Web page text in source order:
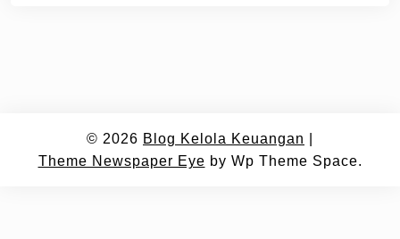
© 2026 Blog Kelola Keuangan
Theme Newspaper Eye by Wp Theme Space.